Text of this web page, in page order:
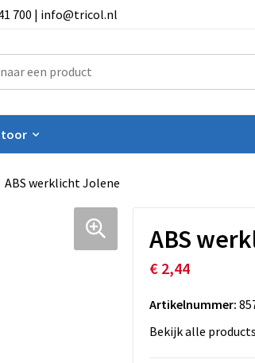
700 | info@tricol.nl
ABS werklicht Jolene
ABS
€ 2,44
Artikelnummer:
Bekijk alle